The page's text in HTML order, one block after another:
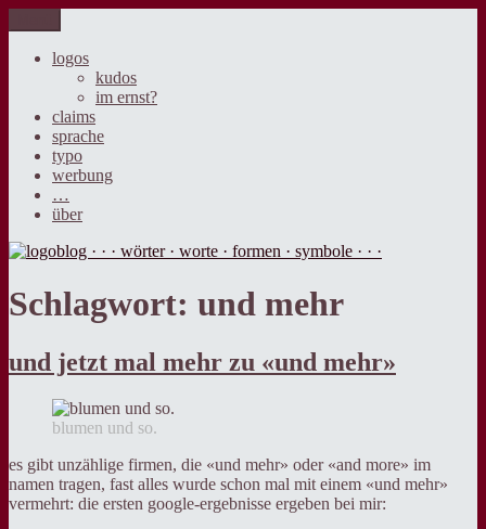
Inhalt
springen
logoblog · · · wörter · worte · formen · symbole · · ·
der blog über sprache, design und werbung.
logos
kudos
im ernst?
claims
sprache
typo
werbung
…
über
Schlagwort: und mehr
und jetzt mal mehr zu «und mehr»
blumen und so.
es gibt unzählige firmen, die «und mehr» oder «and more» im
namen tragen, fast alles wurde schon mal mit einem «und mehr»
vermehrt: die ersten google-ergebnisse ergeben bei mir: